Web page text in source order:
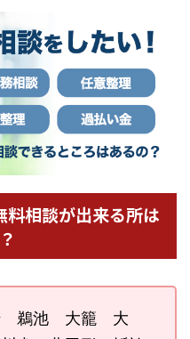
相談が出来る所は
鵜池 大籠 大